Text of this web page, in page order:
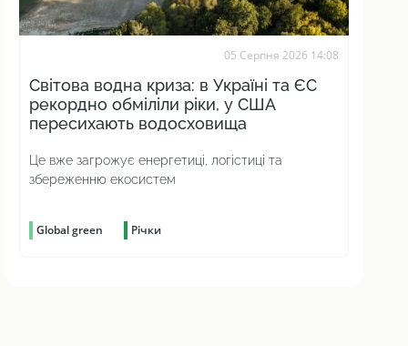
05 Серпня 2026 14:08
Світова водна криза: в Україні та ЄС
рекордно обміліли ріки, у США
пересихають водосховища
Це вже загрожує енергетиці, логістиці та
збереженню екосистем
Global green Річки